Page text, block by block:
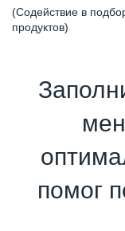
(Содействие в
продуктов)
помог